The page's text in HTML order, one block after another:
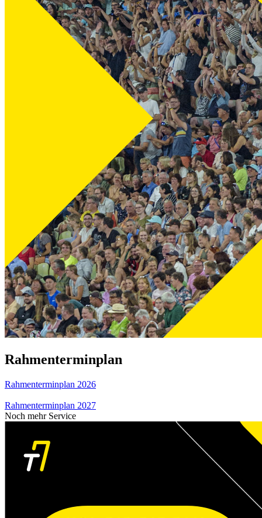
Rahmenterminplan
Rahmenterminplan 2026
Rahmenterminplan 2027
Noch mehr Service